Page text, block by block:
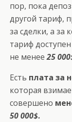
пор, пока
другой тариф,
за сделки, а за
тариф
не менее25
Есть плата за
которая
совершено
50 000$.